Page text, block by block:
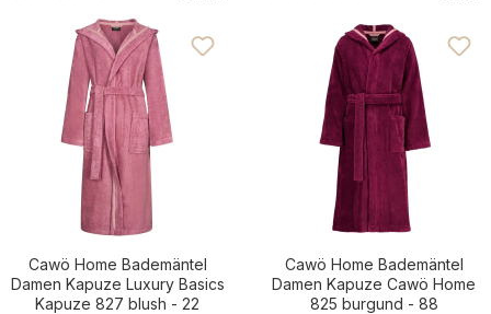
Durchschnittliche Bewertung von 4.58 von 5 Sternen
Cawö Home Bademäntel
Damen Kapuze Luxury Basics
Kapuze 827 blush - 22
Cawö Home Bademäntel
Damen Kapuze Cawö Home
825 burgund - 88